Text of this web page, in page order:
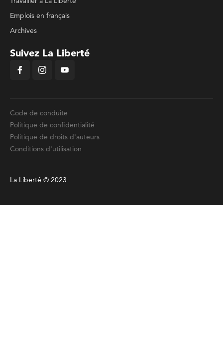
Emplois en français
Archives
Suivez La Liberté
Code de conduite
Politique de confidentialité
Politique de droits d'auteurs
Conditions d'utilisation
La Liberté © 2023